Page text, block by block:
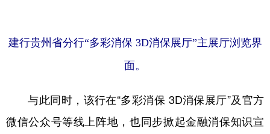
建行贵州省分行“多彩消保 3D消保展厅”主展厅浏览界
面。
与此同时，该行在“多彩消保 3D消保展厅”及官方
微信公众号等线上阵地，也同步掀起金融消保知识宣